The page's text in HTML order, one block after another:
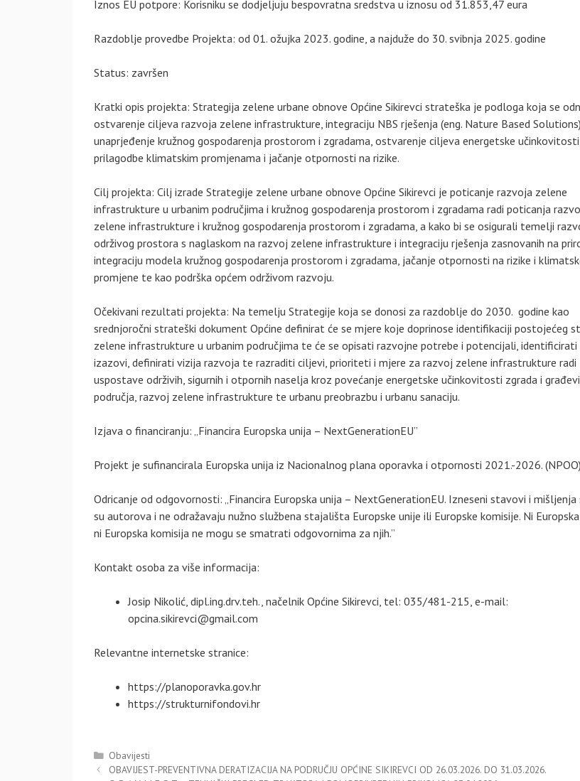
Iznos EU potpore: Korisniku se dodjeljuju bespovratna sredstva u iznosu od 31.853,47 eura
Razdoblje provedbe Projekta: od 01. ožujka 2023. godine, a najduže do 30. svibnja 2025. godine
Status: završen
Kratki opis projekta: Strategija zelene urbane obnove Općine Sikirevci strateška je podloga koja se
ostvarenje ciljeva razvoja zelene infrastrukture, integraciju NBS rješenja (eng. Nature Based Solutions),
unaprjeđenje kružnog gospodarenja prostorom i zgradama, ostvarenje ciljeva energetske učinkovitosti,
prilagodbe klimatskim promjenama i jačanje otpornosti na rizike.
Cilj projekta: Cilj izrade Strategije zelene urbane obnove Općine Sikirevci je poticanje razvoja zelene
infrastrukture u urbanim područjima i kružnog gospodarenja prostorom i zgradama radi poticanja
zelene infrastrukture i kružnog gospodarenja prostorom i zgradama, a kako bi se osigurali temelji
održivog prostora s naglaskom na razvoj zelene infrastrukture i integraciju rješenja zasnovanih na
integraciju modela kružnog gospodarenja prostorom i zgradama, jačanje otpornosti na rizike i
promjene te kao podrška općem održivom razvoju.
Očekivani rezultati projekta: Na temelju Strategije koja se donosi za razdoblje do 2030. godine kao
srednjoročni strateški dokument Općine definirat će se mjere koje doprinose identifikaciji postojećeg
zelene infrastrukture u urbanim područjima te će se opisati razvojne potrebe i potencijali, identificirati
izazovi, definirati vizija razvoja te razraditi ciljevi, prioriteti i mjere za razvoj zelene infrastrukture radi
uspostave održivih, sigurnih i otpornih naselja kroz povećanje energetske učinkovitosti zgrada i
područja, razvoj zelene infrastrukture te urbanu preobrazbu i urbanu sanaciju.
Izjava o financiranju: „Financira Europska unija – NextGenerationEU”
Projekt je sufinancirala Europska unija iz Nacionalnog plana oporavka i otpornosti 2021.-2026.
Odricanje od odgovornosti: „Financira Europska unija – NextGenerationEU. Izneseni stavovi i mišljenja
su autorova i ne odražavaju nužno službena stajališta Europske unije ili Europske komisije. Ni
ni Europska komisija ne mogu se smatrati odgovornima za njih.”
Kontakt osoba za više informacija:
Josip Nikolić, dipl.ing.drv.teh., načelnik Općine Sikirevci, tel: 035/481-215, e-mail:
opcina.sikirevci@gmail.com
Relevantne internetske stranice:
https://planoporavka.gov.hr
https://strukturnifondovi.hr
Kategorije
Obavijesti
OBAVIJEST-PREVENTIVNA DERATIZACIJA NA PODRUČJU OPĆINE SIKIREVCI OD 26.03.2026. DO 31.03.2026.